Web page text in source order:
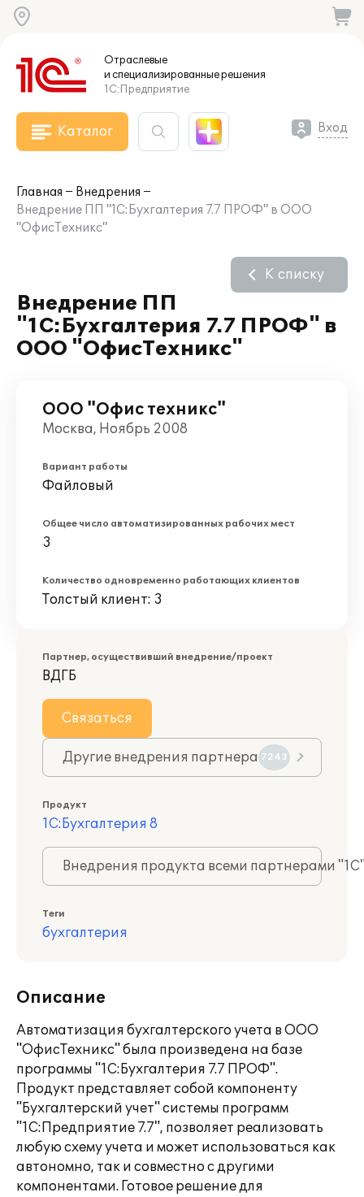
Отраслевые
и специализированныерешения
1С:Предприятие
Каталог Вход
Главная
Внедрения
Внедрение ПП "1С:Бухгалтерия 7.7 ПРОФ" в ООО
"ОфисТехникс"
Внедрение ПП
"1С:Бухгалтерия 7.7 ПРОФ" в
ООО "ОфисТехникс"
К списку
ООО "Офис техникс"
Москва, Ноябрь 2008
Вариант работы
Файловый
Общее число автоматизированных рабочих мест
3
Количество одновременно работающих клиентов
Толстый клиент: 3
Партнер, осуществивший внедрение/проект
ВДГБ
Связаться
Другие внедрения партнера 7243
Продукт
1С:Бухгалтерия 8
Внедрения продукта всеми партнерами
Теги
бухгалтерия
Описание
Автоматизация бухгалтерского учета в ООО
"ОфисТехникс" была произведена на базе
программы "1С:Бухгалтерия 7.7 ПРОФ".
Продукт представляет собой компоненту
"Бухгалтерский учет" системы программ
"1С:Предприятие 7.7", позволяет реализовать
любую схему учета и может использоваться как
автономно, так и совместно с другими
компонентами. Готовое решение для